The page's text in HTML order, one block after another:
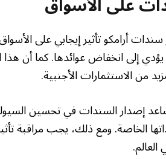
أرامكو تأثير إيجابي على
إلى انخفاض عوائدها. كما أن
من الاستثمارات الأجنبية.
إصدار السندات في تحسين
الخاصة. ومع ذلك، يجب مراقبة